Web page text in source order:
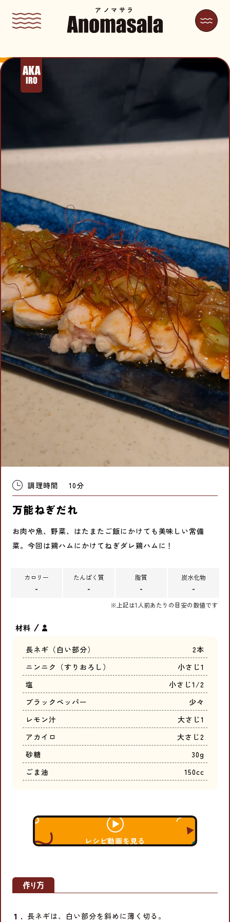
アノマサラ
調理時間 10分
万能ねぎだれ
お肉や魚、野菜、はたまたご飯にかけても美味しい常備
菜。今回は鶏ハムにかけてねぎダレ鶏ハムに！
カロリー
-
たんぱく質
-
脂質
-
炭水化物
-
※上記は1人前あたりの目安の数値です
材料
長ネギ（白い部分）
2本
ニンニク（すりおろし）
小さじ1
塩
小さじ1/2
ブラックペッパー
少々
レモン汁
大さじ1
アカイロ
大さじ2
砂糖
30g
ごま油
150cc
レシピ動画を見る
長ネギは、白い部分を斜めに薄く切る。